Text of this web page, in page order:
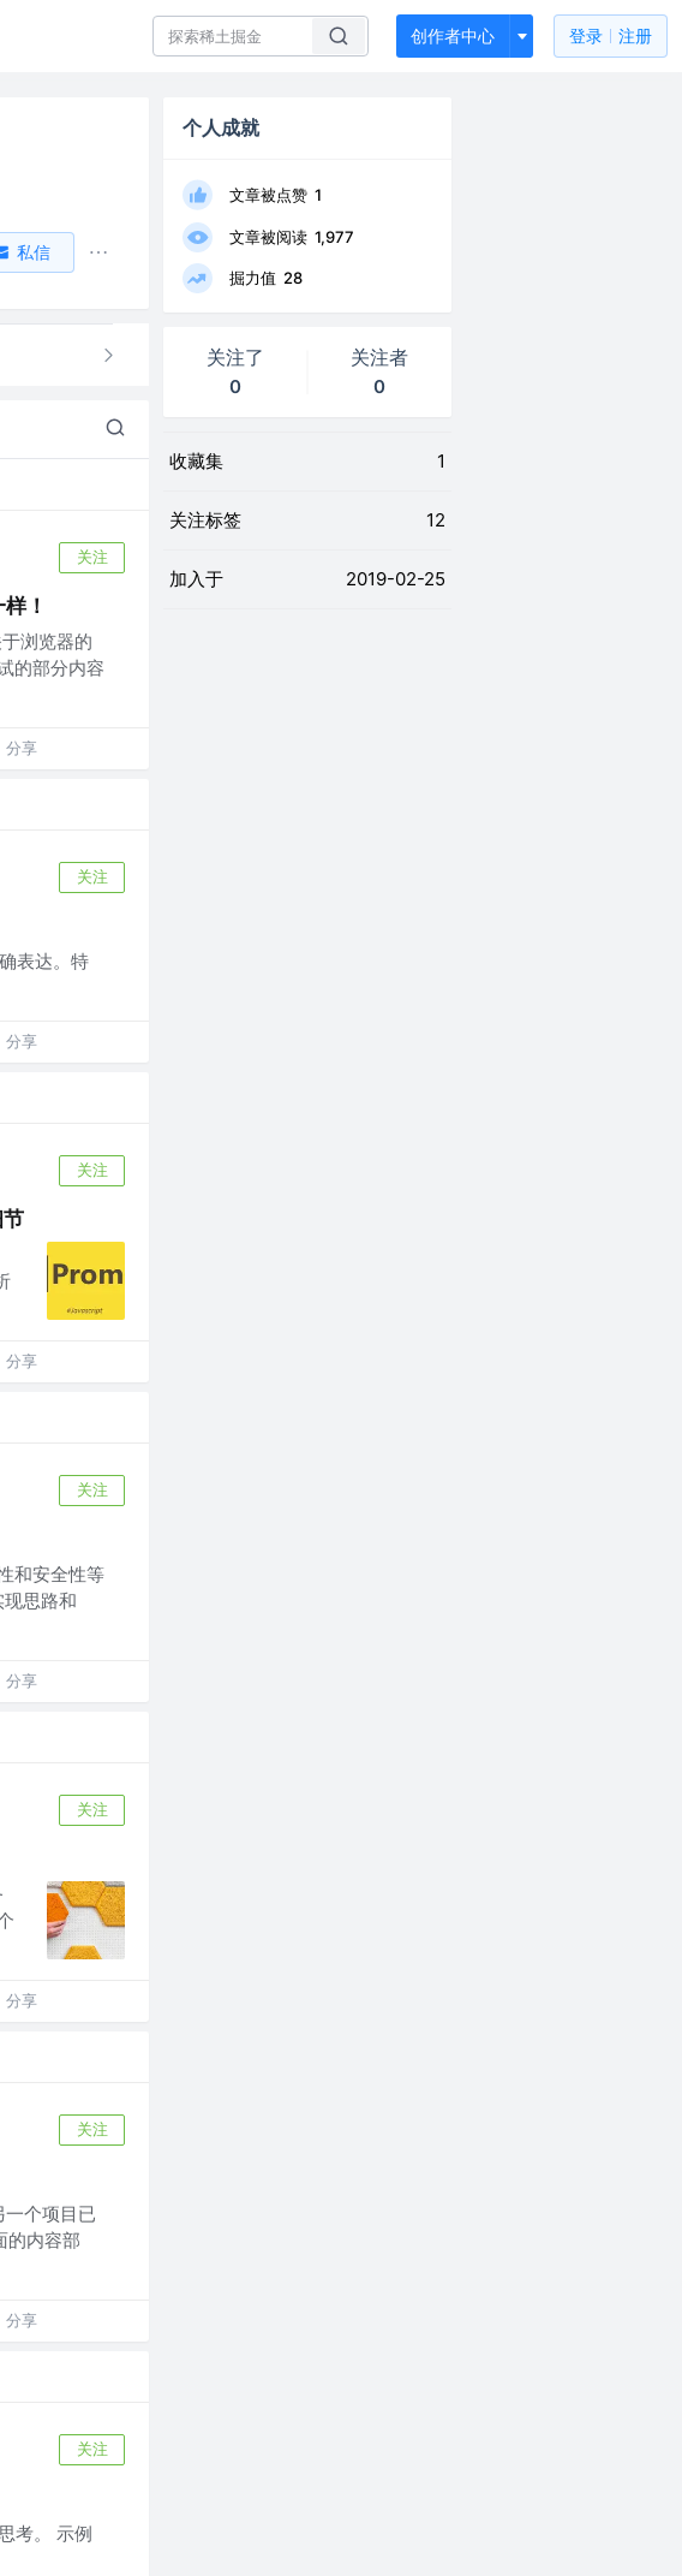
创作者中心 登录 注册
私信
关注
！
浏览器的
的部分内容
分享
关注
表达。特
分享
关注
分享
关注
和安全性等
思路和
分享
关注
分享
关注
个项目已
的内容部
分享
关注
考。 示例
个人成就
文章被点赞 1
文章被阅读 1,977
掘力值 28
关注了
0
关注者
0
收藏集 1
关注标签 12
加入于 2019-02-25